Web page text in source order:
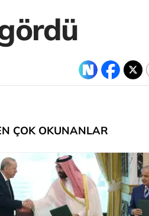
ÇOK OKUNANLAR